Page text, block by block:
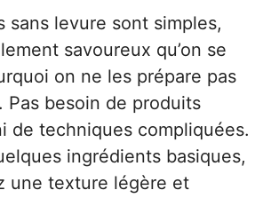
sans levure sont simples,
savoureux qu’on se
on ne les prépare pas
Pas besoin de produits
de techniques compliquées.
ingrédients basiques,
une texture légère et